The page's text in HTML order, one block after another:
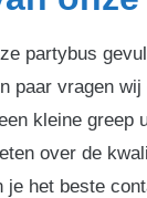
partybus
paar vragen wij
kleine greep
over de
je het beste